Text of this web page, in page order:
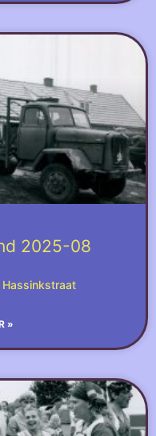
2025-08
Hassinkstraat
»